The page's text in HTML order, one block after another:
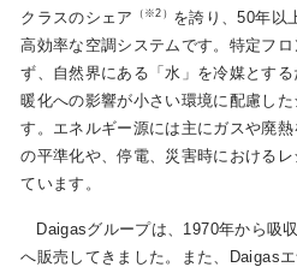
お問い合わせ
クラスのシェア
（※2） を誇り、50年以
高効率な空調システムです。特定フ
ず、自然界にある「水」を冷媒とす
暖化への影響が小さい環境に配慮し
す。エネルギー源には主にガスや廃
の平準化や、停電、災害時における
ています。
Daigasグループは、1970年から吸
へ販売してきました。また、Daigas